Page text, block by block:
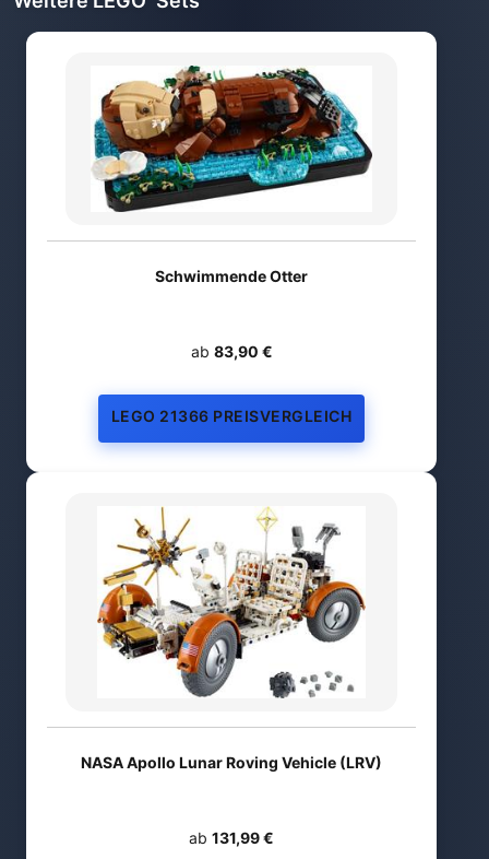
Schwimmende Otter
ab 83,90 €
LEGO 21366 PREISVERGLEICH
NASA Apollo Lunar Roving Vehicle (LRV)
ab 131,99 €